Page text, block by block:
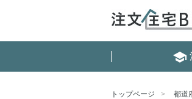
school
トップページ 都道